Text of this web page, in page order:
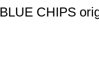
BLUE CHIPS